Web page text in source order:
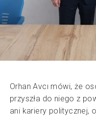
Orhan Avcı mówi, że
przyszła do niego z
ani kariery politycznej,